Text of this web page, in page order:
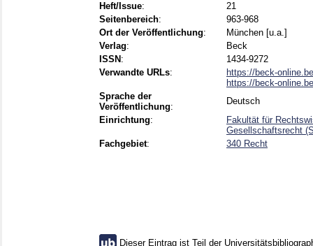
Heft/Issue:
21
Seitenbereich:
963-968
Ort der Veröffentlichung:
München [u.a.]
Verlag:
Beck
ISSN :
1434-9272
Verwandte URLs:
https://beck-
https://beck-
Sprache der
Veröffentlichung:
Deutsch
Einrichtung:
Fakultät für
Gesellschaftsrecht
Fachgebiet: 340 Recht
Dieser Eintrag ist Teil der